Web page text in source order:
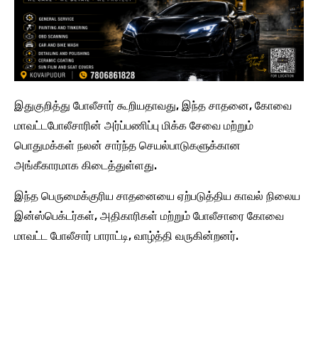
இதுகுறித்து போலீசார் கூறியதாவது, இந்த சாதனை, கோவை
மாவட்டபோலீசாரின் அர்ப்பணிப்பு மிக்க சேவை மற்றும்
பொதுமக்கள் நலன் சார்ந்த செயல்பாடுகளுக்கான
அங்கீகாரமாக கிடைத்துள்ளது.
இந்த பெருமைக்குரிய சாதனையை ஏற்படுத்திய காவல் நிலைய
இன்ஸ்பெக்டர்கள், அதிகாரிகள் மற்றும் போலீசாரை கோவை
மாவட்ட போலீசார் பாராட்டி, வாழ்த்தி வருகின்றனர்.